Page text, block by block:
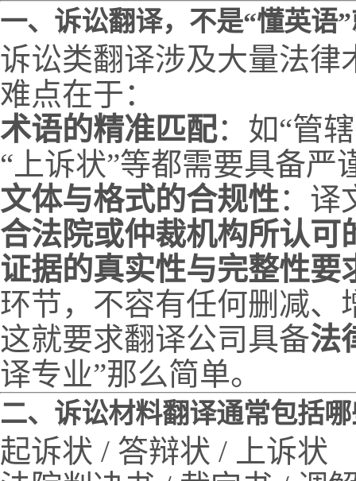
一、诉讼翻译，不是“懂英语
诉讼类翻译涉及大量法律
难点在于：
术语的精准匹配：如“管
“上诉状”等都需要具备严
文体与格式的合规性：译
合法院或仲裁机构所认可
证据的真实性与完整性要
环节，不容有任何删减、
这就要求翻译公司具备法
译专业”那么简单。
二、诉讼材料翻译通常包括
起诉状 / 答辩状 / 上诉状